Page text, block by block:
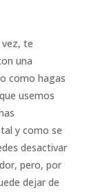
te
una
como hagas
usemos
y como se
desactivar
pero, por
dejar de